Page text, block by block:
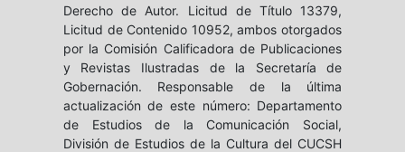
Derecho de Autor. Licitud de Título 13379,
Licitud de Contenido 10952, ambos otorgados
por la Comisión Calificadora de Publicaciones
y Revistas Ilustradas de la Secretaría de
Gobernación. Responsable de la última
actualización de este número: Departamento
de Estudios de la Comunicación Social,
División de Estudios de la Cultura del CUCSH